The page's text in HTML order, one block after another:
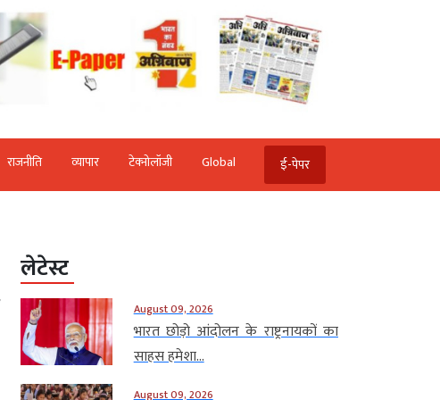
राजनीति व्‍यापार टेक्‍नोलॉजी Global ई-पेपर
लेटेस्ट
August 09, 2026
भारत छोड़ो आंदोलन के राष्ट्रनायकों का
साहस हमेशा...
August 09, 2026